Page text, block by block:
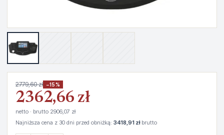
2779,60 zł −15%
2362,66 zł
netto · brutto 2906,07 zł
Najniższa cena z 30 dni przed obniżką: 3418,91 złbrutto